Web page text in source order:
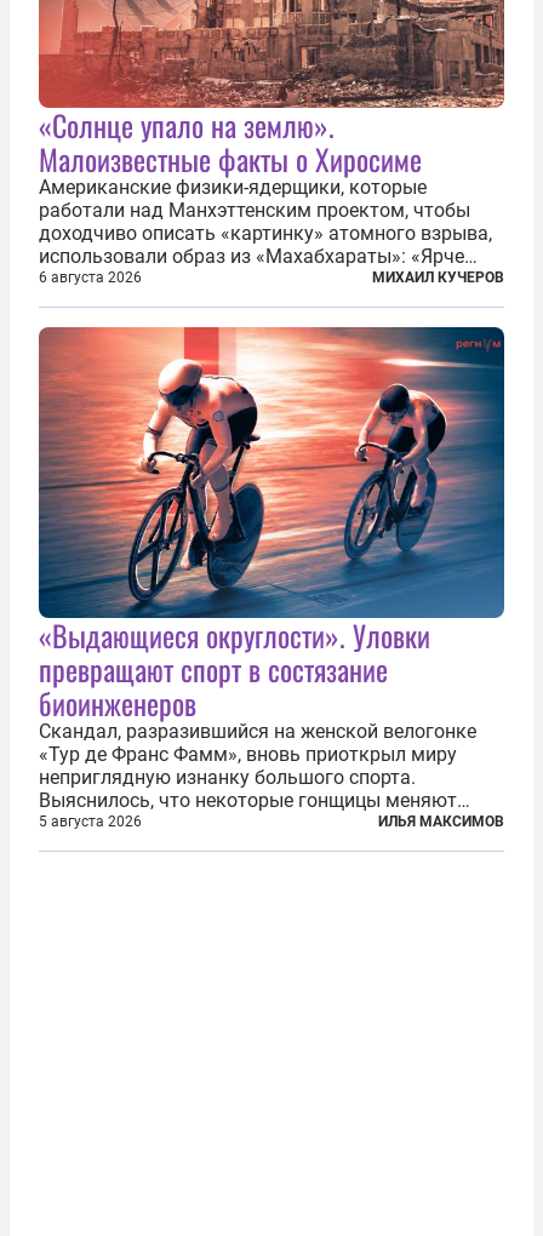
«Солнце упало на землю».
Малоизвестные факты о Хиросиме
Американские физики-ядерщики, которые
работали над Манхэттенским проектом, чтобы
доходчиво описать «картинку» атомного взрыва,
использовали образ из «Махабхараты»: «Ярче
тысячи солнц пылало это пламя». Не все жители
японских городов Хиросимы и Нагасаки, на
которых США в августе 1945 года поставили...
6 августа 2026 МИХАИЛ КУЧЕРОВ
«Выдающиеся округлости». Уловки
превращают спорт в состязание
биоинженеров
Скандал, разразившийся на женской велогонке
«Тур де Франс Фамм», вновь приоткрыл миру
неприглядную изнанку большого спорта.
Выяснилось, что некоторые гонщицы меняют
размер груди ради улучшения аэродинамики. За
фасадом труда, мастерства, упорства и
5 августа 2026 ИЛЬЯ МАКСИМОВ